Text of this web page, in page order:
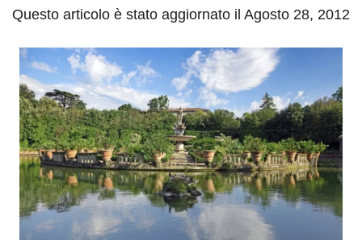
Questo articolo è stato aggiornato il Agosto 28, 2012